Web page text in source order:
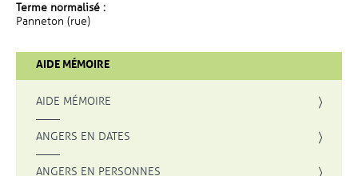
Terme normalisé :
Panneton (rue)
AIDE MÉMOIRE
AIDE MÉMOIRE
ANGERS EN DATES
ANGERS EN PERSONNES